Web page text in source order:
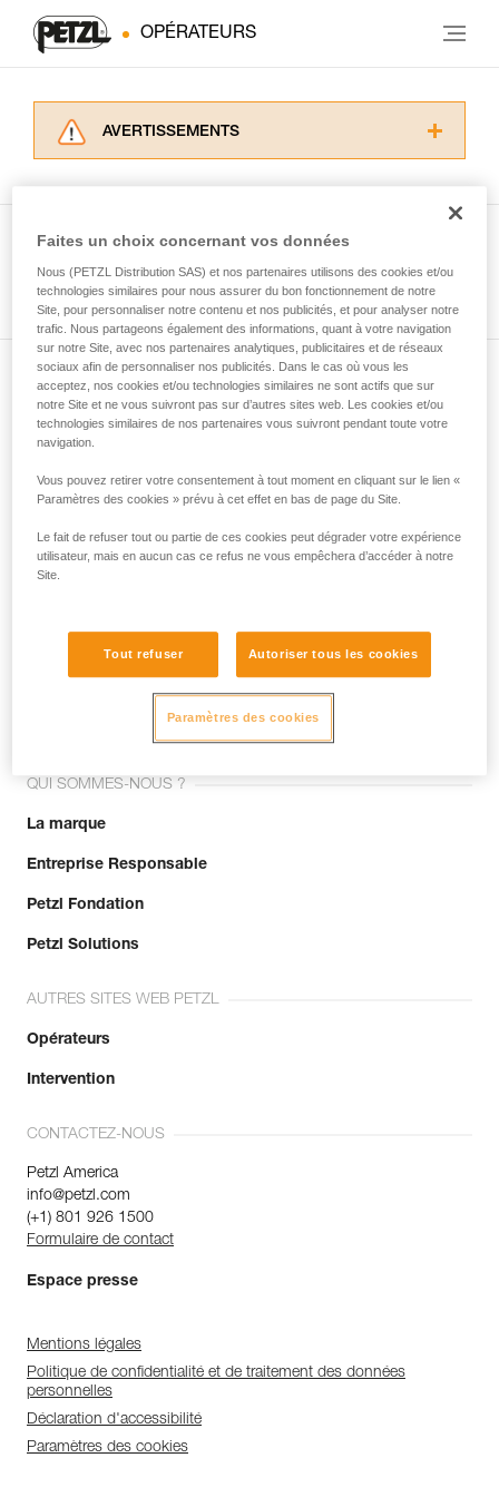
OPÉRATEURS
AVERTISSEMENTS
informations de la notice technique pour
d’informations.
Maîtriser ces techniques nécessite une
formation et un entraînement spécifique. Validez
avec un professionnel votre capacité à refaire
la manipulation, seul, en toute sécurité, avant
de la reproduire en autonomie.
Nous donnons des exemples de techniques
Voir tous les conseils
Abonnez-vous à la newsletter
et restez connecté à notre actualité
Email *
Rejoignez la communauté !
QUI SOMMES-NOUS ?
La marque
Entreprise Responsable
Petzl Fondation
Petzl Solutions
AUTRES SITES WEB PETZL
Opérateurs
Intervention
CONTACTEZ-NOUS
Petzl America
info@petzl.com
(+1) 801 926 1500
Formulaire de contact
Espace presse
Mentions légales
Politique de confidentialité et de traitement des données
personnelles
Déclaration d'accessibilité
Paramètres des cookies
Faites un choix concernant vos données
Nous (PETZL Distribution SAS) et nos partenaires utilisons des cookies et/ou
technologies similaires pour nous assurer du bon fonctionnement de notre
Site, pour personnaliser notre contenu et nos publicités, et pour analyser notre
trafic. Nous partageons également des informations, quant à votre navigation
sur notre Site, avec nos partenaires analytiques, publicitaires et de réseaux
sociaux afin de personnaliser nos publicités. Dans le cas où vous les
acceptez, nos cookies et/ou technologies similaires ne sont actifs que sur
notre Site et ne vous suivront pas sur d’autres sites web. Les cookies et/ou
technologies similaires de nos partenaires vous suivront pendant toute votre
navigation.
Vous pouvez retirer votre consentement à tout moment en cliquant sur le lien «
Paramètres des cookies » prévu à cet effet en bas de page du Site.
Le fait de refuser tout ou partie de ces cookies peut dégrader votre expérience
utilisateur, mais en aucun cas ce refus ne vous empêchera d’accéder à notre
Site.
Tout refuser Autoriser tous les cookies
Paramètres des cookies